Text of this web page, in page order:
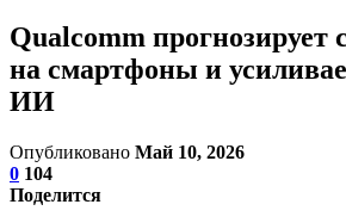
Qualcomm прогнозирует
на смартфоны и
ИИ
Опубликовано Май 10, 2026
0 104
Поделится